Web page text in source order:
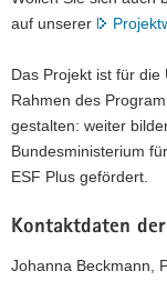
auf unserer
Das Projekt ist für
Rahmen des
gestalten: weiter
Bundesministerium
ESF Plus gefördert.
Kontaktdaten
Johanna Beckmann,